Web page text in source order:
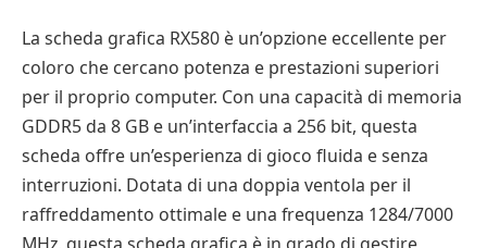
La scheda grafica RX580 è un’opzione eccellente per
coloro che cercano potenza e prestazioni superiori
per il proprio computer. Con una capacità di memoria
GDDR5 da 8 GB e un’interfaccia a 256 bit, questa
scheda offre un’esperienza di gioco fluida e senza
interruzioni. Dotata di una doppia ventola per il
raffreddamento ottimale e una frequenza 1284/7000